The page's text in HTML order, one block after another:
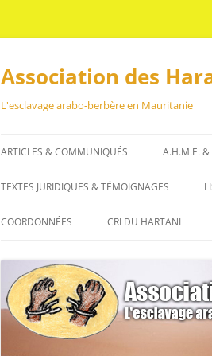
Aller
contenu
Association des
L'esclavage arabo-berbère en Mauritanie
ARTICLES & COMMUNIQUÉS
ARTICLES
COMMUNIQUÉS
A.H.M.E. &
TEXTES JURIDIQUES & TÉMOIGNAGES
TEXTES JURIDIQUES
COORDONNÉES CRI DU HARTANI